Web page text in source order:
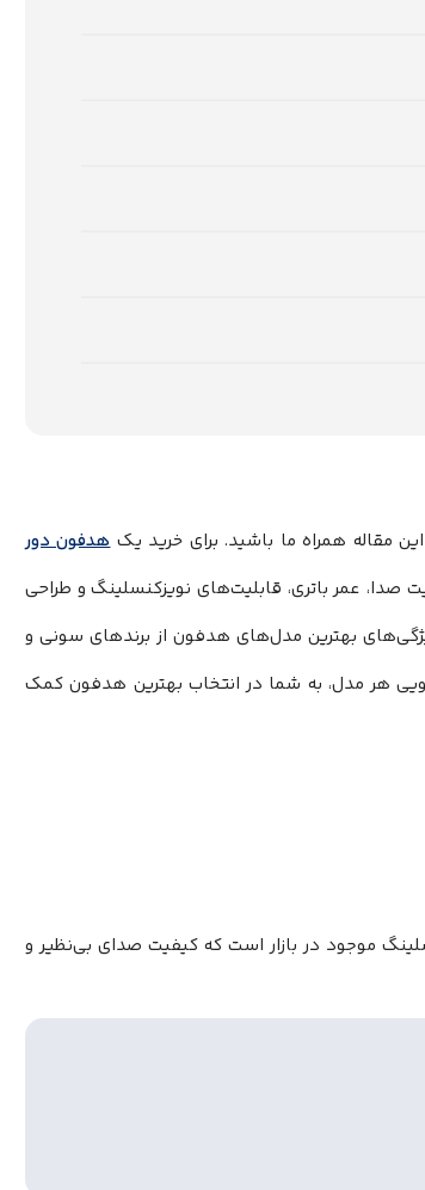
هدفون دور
به نکاتی مانند کیفیت صدا، عمر باتری، قابلیت‌های نویزکنسلینگ و طراحی
بهترین مدل‌های هدفون از برندهای سونی و
هر مدل، به شما در انتخاب بهترین هدفون کمک
موجود در بازار است که کیفیت صدای بی‌نظیر و